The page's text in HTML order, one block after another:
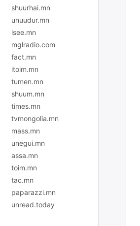
shuurhai.mn
unuudur.mn
isee.mn
mglradio.com
fact.mn
itoim.mn
tumen.mn
shuum.mn
times.mn
tvmongolia.mn
mass.mn
unegui.mn
assa.mn
toim.mn
tac.mn
paparazzi.mn
unread.today